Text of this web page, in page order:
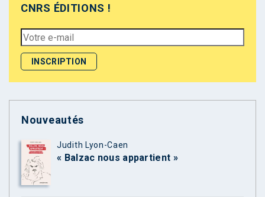
CNRS ÉDITIONS !
Nouveautés
Judith Lyon-Caen
« Balzac nous appartient »